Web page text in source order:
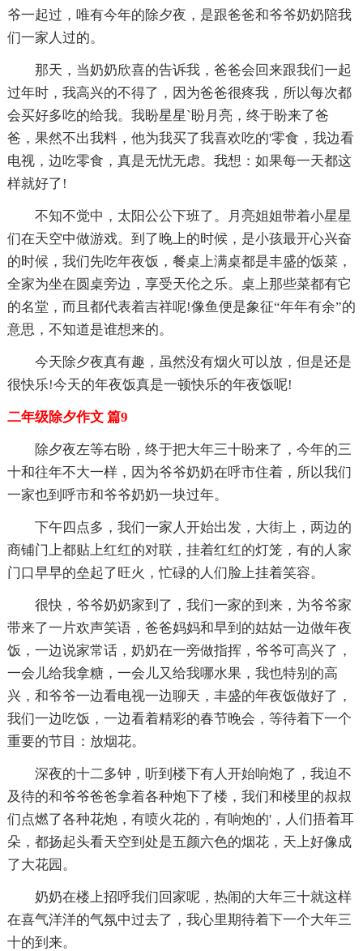
爷一起过，唯有今年的除夕夜，是跟爸爸和爷爷奶奶陪我
们一家人过的。
那天，当奶奶欣喜的告诉我，爸爸会回来跟我们一起
过年时，我高兴的不得了，因为爸爸很疼我，所以每次都
会买好多吃的给我。我盼星星ˋ盼月亮，终于盼来了爸
爸，果然不出我料，他为我买了我喜欢吃的'零食，我边看
电视，边吃零食，真是无忧无虑。我想：如果每一天都这
样就好了!
不知不觉中，太阳公公下班了。月亮姐姐带着小星星
们在天空中做游戏。到了晚上的时候，是小孩最开心兴奋
的时候，我们先吃年夜饭，餐桌上满桌都是丰盛的饭菜，
全家为坐在圆桌旁边，享受天伦之乐。桌上那些菜都有它
的名堂，而且都代表着吉祥呢!像鱼便是象征“年年有余”的
意思，不知道是谁想来的。
今天除夕夜真有趣，虽然没有烟火可以放，但是还是
很快乐!今天的年夜饭真是一顿快乐的年夜饭呢!
二年级除夕作文 篇9
除夕夜左等右盼，终于把大年三十盼来了，今年的三
十和往年不大一样，因为爷爷奶奶在呼市住着，所以我们
一家也到呼市和爷爷奶奶一块过年。
下午四点多，我们一家人开始出发，大街上，两边的
商铺门上都贴上红红的对联，挂着红红的灯笼，有的人家
门口早早的垒起了旺火，忙碌的人们脸上挂着笑容。
很快，爷爷奶奶家到了，我们一家的到来，为爷爷家
带来了一片欢声笑语，爸爸妈妈和早到的姑姑一边做年夜
饭，一边说家常话，奶奶在一旁做指挥，爷爷可高兴了，
一会儿给我拿糖，一会儿又给我哪水果，我也特别的高
兴，和爷爷一边看电视一边聊天，丰盛的年夜饭做好了，
我们一边吃饭，一边看着精彩的春节晚会，等待着下一个
重要的节目：放烟花。
深夜的十二多钟，听到楼下有人开始响炮了，我迫不
及待的和爷爷爸爸拿着各种炮下了楼，我们和楼里的叔叔
们点燃了各种花炮，有喷火花的，有响炮的'，人们捂着耳
朵，都扬起头看天空到处是五颜六色的烟花，天上好像成
了大花园。
奶奶在楼上招呼我们回家呢，热闹的大年三十就这样
在喜气洋洋的气氛中过去了，我心里期待着下一个大年三
十的到来。